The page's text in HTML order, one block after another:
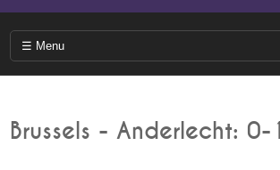
Brussels - Anderlecht: 0-1